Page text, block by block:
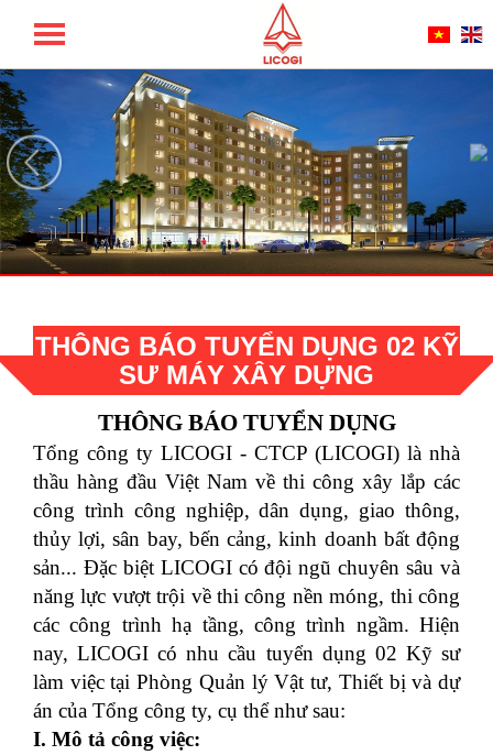
TỔNG CÔNG TY LICOGI - CTCP
THÔNG BÁO TUYỂN DỤNG 02 KỸ
SƯ MÁY XÂY DỰNG
THÔNG BÁO TUYỂN DỤNG
Tổng công ty LICOGI - CTCP (LICOGI) là nhà
thầu hàng đầu Việt Nam về thi công xây lắp các
công trình công nghiệp, dân dụng, giao thông,
thủy lợi, sân bay, bến cảng, kinh doanh bất động
sản... Đặc biệt LICOGI có đội ngũ chuyên sâu và
năng lực vượt trội về thi công nền móng, thi công
các công trình hạ tầng, công trình ngầm. Hiện
nay, LICOGI có nhu cầu tuyển dụng 02 Kỹ sư
làm việc tại Phòng Quản lý Vật tư, Thiết bị và dự
án của Tổng công ty, cụ thể như sau:
I. Mô tả công việc: